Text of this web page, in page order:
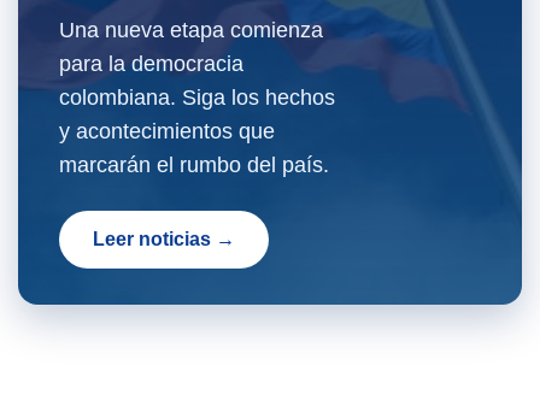
Una nueva etapa comienza
para la democracia
colombiana. Siga los hechos
y acontecimientos que
marcarán el rumbo del país.
Leer noticias →